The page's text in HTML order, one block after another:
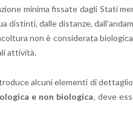
mi­ni­ma fis­sa­te dagli Stati
di­stin­ti, dalle di­stan­ze,
non è con­si­de­ra­ta
at­ti­vi­tà.
al­cu­ni ele­men­ti di
e non bio­lo­g­i­ca, deve